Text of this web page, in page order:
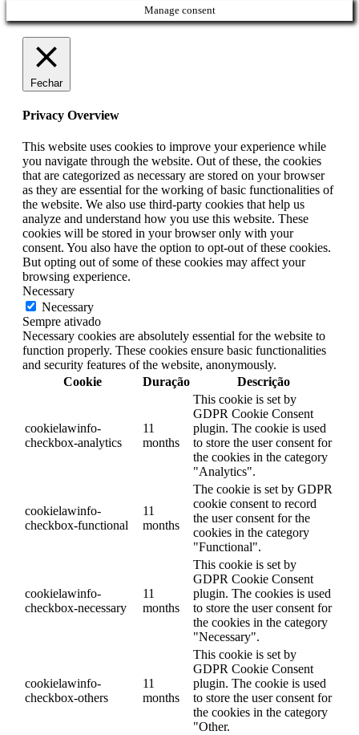
Manage consent
Fechar
Privacy Overview
This website uses cookies to improve your experience while
you navigate through the website. Out of these, the cookies
that are categorized as necessary are stored on your browser
as they are essential for the working of basic functionalities of
the website. We also use third-party cookies that help us
analyze and understand how you use this website. These
cookies will be stored in your browser only with your
consent. You also have the option to opt-out of these cookies.
But opting out of some of these cookies may affect your
browsing experience.
Necessary
Necessary
Sempre ativado
Necessary cookies are absolutely essential for the website to
function properly. These cookies ensure basic functionalities
and security features of the website, anonymously.
Cookie
Duração Descrição
cookielawinfo-
checkbox-analytics
11
months
This cookie is set by
GDPR Cookie Consent
plugin. The cookie is used
to store the user consent for
the cookies in the category
"Analytics".
cookielawinfo-
checkbox-functional
11
months
The cookie is set by GDPR
cookie consent to record
the user consent for the
cookies in the category
"Functional".
cookielawinfo-
checkbox-necessary
11
months
This cookie is set by
GDPR Cookie Consent
plugin. The cookies is used
to store the user consent for
the cookies in the category
"Necessary".
cookielawinfo-
checkbox-others
11
months
This cookie is set by
GDPR Cookie Consent
plugin. The cookie is used
to store the user consent for
the cookies in the category
"Other.